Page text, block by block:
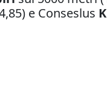
e Conseslus